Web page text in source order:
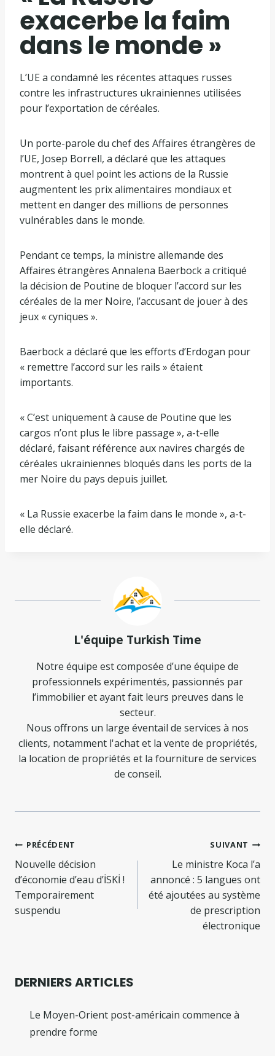
exacerbe la faim
dans le monde »
L’UE a condamné les récentes attaques russes
contre les infrastructures ukrainiennes utilisées
pour l’exportation de céréales.
Un porte-parole du chef des Affaires étrangères de
l’UE, Josep Borrell, a déclaré que les attaques
montrent à quel point les actions de la Russie
augmentent les prix alimentaires mondiaux et
mettent en danger des millions de personnes
vulnérables dans le monde.
Pendant ce temps, la ministre allemande des
Affaires étrangères Annalena Baerbock a critiqué
la décision de Poutine de bloquer l’accord sur les
céréales de la mer Noire, l’accusant de jouer à des
jeux « cyniques ».
Baerbock a déclaré que les efforts d’Erdogan pour
« remettre l’accord sur les rails » étaient
importants.
« C’est uniquement à cause de Poutine que les
cargos n’ont plus le libre passage », a-t-elle
déclaré, faisant référence aux navires chargés de
céréales ukrainiennes bloqués dans les ports de la
mer Noire du pays depuis juillet.
« La Russie exacerbe la faim dans le monde », a-t-
elle déclaré.
L'équipe Turkish Time
Notre équipe est composée d’une équipe de
professionnels expérimentés, passionnés par
l’immobilier et ayant fait leurs preuves dans le
secteur.
Nous offrons un large éventail de services à nos
clients, notamment l'achat et la vente de propriétés,
la location de propriétés et la fourniture de services
de conseil.
Navigation
de
l’article
PRÉCÉDENT
Nouvelle décision
d’économie d’eau d’İSKİ !
Temporairement
suspendu
SUIVANT
Le ministre Koca l’a
annoncé : 5 langues ont
été ajoutées au système
de prescription
électronique
DERNIERS ARTICLES
Le Moyen-Orient post-américain commence à
prendre forme